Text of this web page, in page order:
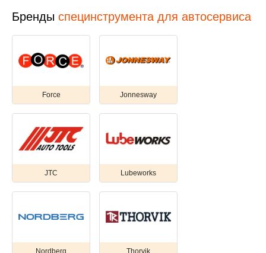
Бренды специнструмента для автосервиса
Force Jonnesway
JTC Lubeworks
Nordberg Thorvik